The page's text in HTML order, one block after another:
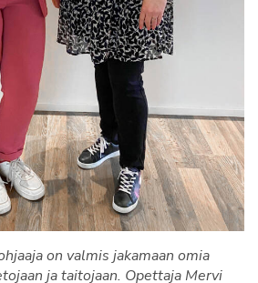
on valmis jakamaan omia
ja taitojaan. Opettaja Mervi